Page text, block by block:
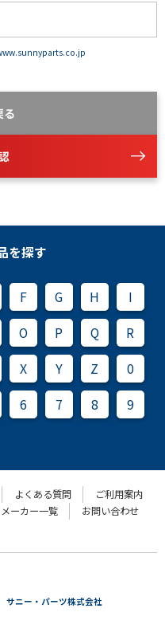
る
を探す
F G H
I
O P Q
R
X Y Z
0
6 7 8
9
よくある質問
ご利用案内
メーカー一覧
お問い合わせ
サニー・パーツ株式会社